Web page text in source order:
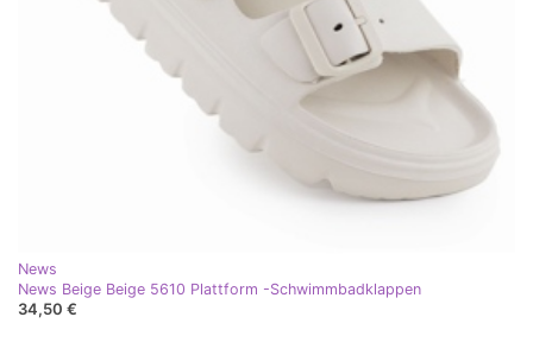
News
News Beige Beige 5610 Plattform -Schwimmbadklappen
34,50 €